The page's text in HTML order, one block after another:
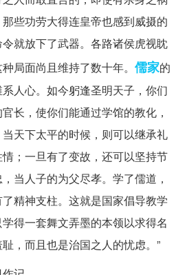
些功劳大得连皇帝也感到威摄的
就放下了武器。各路诸侯虎视眈
局面尚且维持了数十年。 儒家的
人心。如今躬逢圣明天子，你们
长，使你们能通过学馆的教化，
天下太平的时候，则可以继承礼
；一旦有了变故，还可以坚持节
当人子的为父尽孝。学了儒道，
精神支柱。这就是国家倡导教学
得一套舞文弄墨的本领以求得名
，而且也是治国之人的忧虑。”